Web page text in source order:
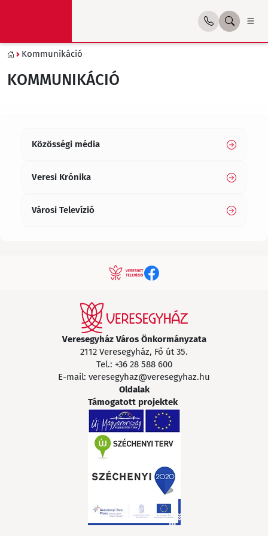
Kommunikáció
KOMMUNIKÁCIÓ
Közösségi média
Veresi Krónika
Városi Televízió
Veresegyház Város Önkormányzata
2112 Veresegyház, Fő út 35.
Tel.: +36 28 588 600
E-mail: veresegyhaz@veresegyhaz.hu
Oldalak
Támogatott projektek